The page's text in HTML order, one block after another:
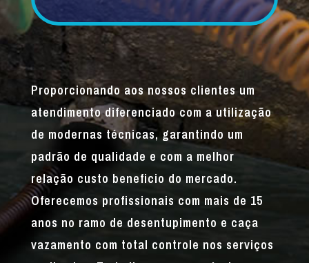
Proporcionando aos nossos clientes um
atendimento diferenciado com a utilização
de modernas técnicas, garantindo um
padrão de qualidade e com a melhor
relação custo beneficio do mercado.
Oferecemos profissionais com mais de 15
anos no ramo de desentupimento e caça
vazamento com total controle nos serviços